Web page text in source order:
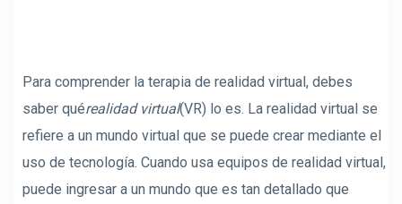
Para comprender la terapia de realidad virtual, debes
saber quérealidad virtual(VR) lo es. La realidad virtual se
refiere a un mundo virtual que se puede crear mediante el
uso de tecnología. Cuando usa equipos de realidad virtual,
puede ingresar a un mundo que es tan detallado que